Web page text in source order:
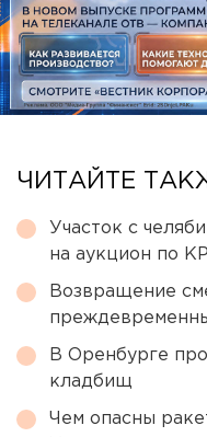
ЧИТАЙТЕ
Участок с
на аукцион по
Возвращение
В Оренбурге
кладбищ
Чем опасны